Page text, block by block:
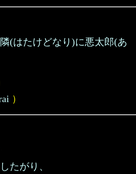
(はたけどなり)に悪太郎(あ
）
たがり、